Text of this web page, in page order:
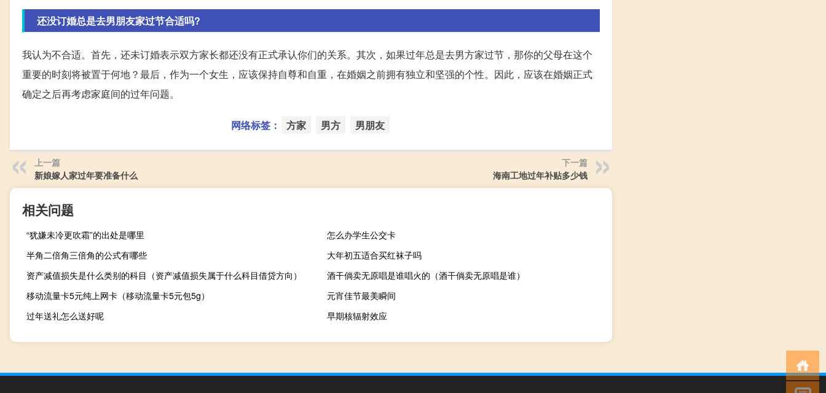
还没订婚总是去男朋友家过节合适吗?
我认为不合适。首先，还未订婚表示双方家长都还没有正式承认你们的关系。其次，如果过年总是去男方家过节，那你的父母在这个
重要的时刻将被置于何地？最后，作为一个女生，应该保持自尊和自重，在婚姻之前拥有独立和坚强的个性。因此，应该在婚姻正式
确定之后再考虑家庭间的过年问题。
网络标签： 方家 男方 男朋友
上一篇
新娘嫁人家过年要准备什么
下一篇
海南工地过年补贴多少钱
相关问题
“犹嫌未冷更吹霜”的出处是哪里
怎么办学生公交卡
半角二倍角三倍角的公式有哪些
大年初五适合买红袜子吗
资产减值损失是什么类别的科目（资产减值损失属于什么科目借贷方向）
酒干倘卖无原唱是谁唱火的（酒干倘卖无原唱是谁）
移动流量卡5元纯上网卡（移动流量卡5元包5g）
元宵佳节最美瞬间
过年送礼怎么送好呢
早期核辐射效应